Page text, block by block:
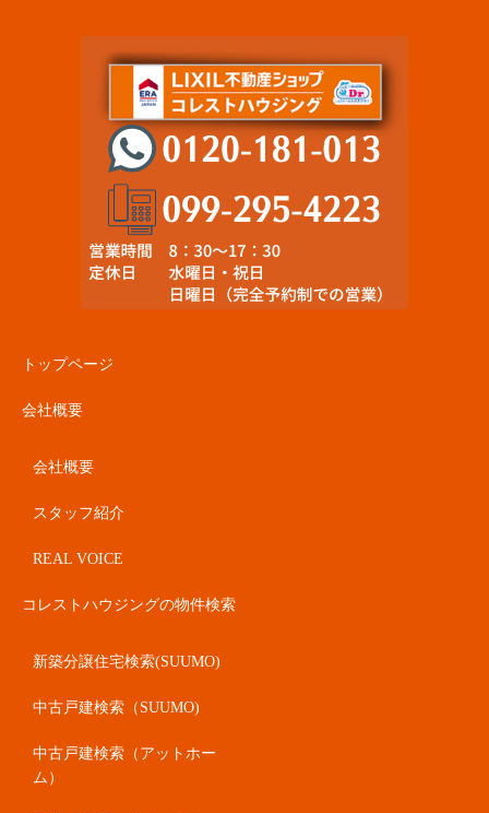
トップページ
会社概要
会社概要
スタッフ紹介
REAL VOICE
コレストハウジングの物件検索
新築分譲住宅検索(SUUMO)
中古戸建検索（SUUMO)
中古戸建検索（アットホー
ム）